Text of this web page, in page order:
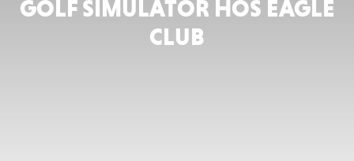
GOLF SIMULATOR HOS EAGLE
CLUB